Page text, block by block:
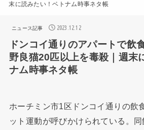
末に読みたい！ベトナム時事ネタ帳
ニュース記事 2023.12.12
ドンコイ通りのアパートで飲
野良猫20匹以上を毒殺｜週末
ナム時事ネタ帳
ホーチミン市1区ドンコイ通りの飲
ット運動が呼びかけられている。